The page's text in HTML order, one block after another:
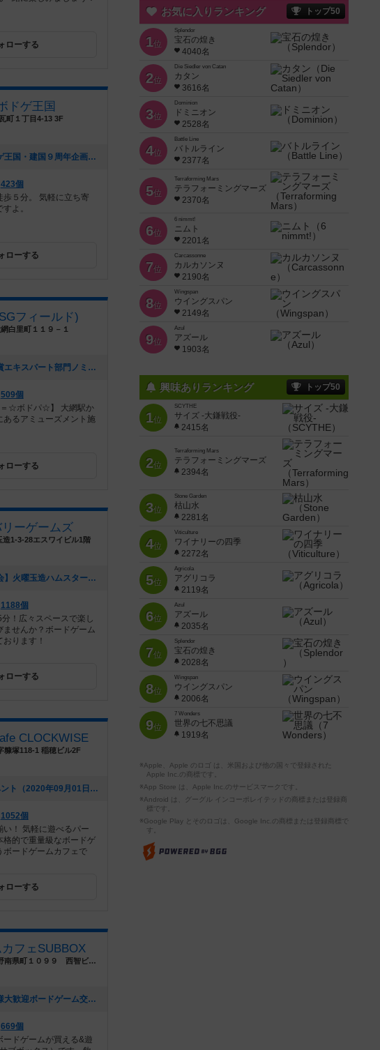
ローする
ドゲ王国
町１丁目4-13 3F
[NEW] 【さぬきボドゲ王国・建国９周年企画】（2023年01月15日 11時51分）
423個
歩５分。 気軽に立ち寄
よ。
ローする
フィールド)
白里町１１９－１
[NEW] ドイツ年間大賞エキスパート部門ノミネート「アルナックの失われし遺跡」を遊ぼう！ in 大網（2022年09月05日 12時32分）
509個
＝☆ボドパ☆】 大網駅か
あるアミューズメント施
ローする
ーゲームズ
造1-3-28エスワイビル1階
[NEW] 【平日ゲーム会】火曜玉造ハムスター会！（2021年12月12日 15時29分）
1188個
！広々スペースで楽し
ませんか？ボードゲーム
ります！
ローする
CLOCKWISE
糠塚118-1 稲穂ビル2F
[NEW] 1周年特別イベント（2020年09月01日 03時25分）
1052個
い！ 気軽に遊べるパー
格的で重量級なボードゲ
ボードゲームカフェで
ローする
フェSUBBOX
長野県長野市大字南長野南県町１０９９ 西智ビル１階
[NEW] 第22回 お1人様大歓迎ボードゲーム交流会（2020年02月17日 21時47分）
669個
ードゲームが買える&遊
お気に入りランキング トップ50
1位
Splendor
宝石の煌き
4040名
2位
Die Siedler von Catan
カタン
3616名
3位
Dominion
ドミニオン
2528名
4位
Battle Line
バトルライン
2377名
5位
Terraforming Mars
テラフォーミングマーズ
2370名
6位
6 nimmt!
ニムト
2201名
7位
Carcassonne
カルカソンヌ
2190名
8位
Wingspan
ウイングスパン
2149名
9位
Azul
アズール
1903名
興味ありランキング トップ50
1位
SCYTHE
サイズ -大鎌戦役-
2415名
2位
Terraforming Mars
テラフォーミングマーズ
2394名
3位
Stone Garden
枯山水
2281名
4位
Viticulture
ワイナリーの四季
2272名
5位
Agricola
アグリコラ
2119名
6位
Azul
アズール
2035名
7位
Splendor
宝石の煌き
2028名
8位
Wingspan
ウイングスパン
2006名
9位
7 Wonders
世界の七不思議
1919名
※Apple、Apple のロゴ は、米国および他の国々で登録された
Apple Inc.の商標です。
※App Store は、Apple Inc.のサービスマークです。
※Android は、グーグル インコーポレイテッドの商標または登録商
標です。
※Google Play とそのロゴは、Google Inc.の商標または登録商標で
す。